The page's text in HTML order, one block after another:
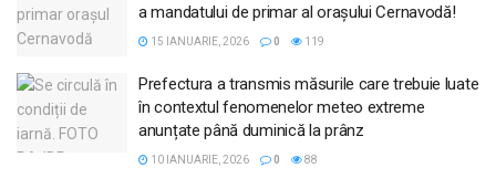
a mandatului de primar al orașului Cernavodă!
15 IANUARIE, 2026 0 119
Prefectura a transmis măsurile care trebuie luate
în contextul fenomenelor meteo extreme
anunțate până duminică la prânz
10 IANUARIE, 2026 0 88